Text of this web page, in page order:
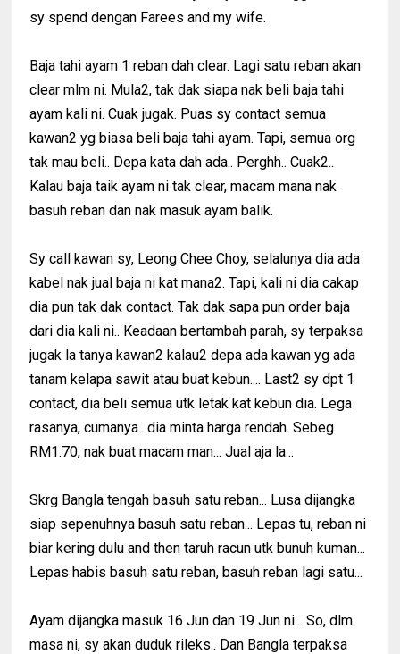
sy spend dengan Farees and my wife.
Baja tahi ayam 1 reban dah clear. Lagi satu reban akan
clear mlm ni. Mula2, tak dak siapa nak beli baja tahi
ayam kali ni. Cuak jugak. Puas sy contact semua
kawan2 yg biasa beli baja tahi ayam. Tapi, semua org
tak mau beli.. Depa kata dah ada.. Perghh.. Cuak2..
Kalau baja taik ayam ni tak clear, macam mana nak
basuh reban dan nak masuk ayam balik.
Sy call kawan sy, Leong Chee Choy, selalunya dia ada
kabel nak jual baja ni kat mana2. Tapi, kali ni dia cakap
dia pun tak dak contact. Tak dak sapa pun order baja
dari dia kali ni.. Keadaan bertambah parah, sy terpaksa
jugak la tanya kawan2 kalau2 depa ada kawan yg ada
tanam kelapa sawit atau buat kebun.... Last2 sy dpt 1
contact, dia beli semua utk letak kat kebun dia. Lega
rasanya, cumanya.. dia minta harga rendah. Sebeg
RM1.70, nak buat macam man... Jual aja la...
Skrg Bangla tengah basuh satu reban... Lusa dijangka
siap sepenuhnya basuh satu reban... Lepas tu, reban ni
biar kering dulu and then taruh racun utk bunuh kuman...
Lepas habis basuh satu reban, basuh reban lagi satu...
Ayam dijangka masuk 16 Jun dan 19 Jun ni... So, dlm
masa ni, sy akan duduk rileks.. Dan Bangla terpaksa